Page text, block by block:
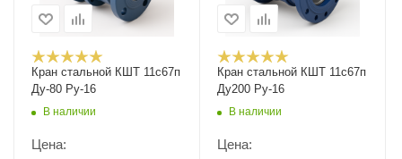
Кран стальной КШТ 11с67п
Ду-80 Ру-16
В наличии
Цена:
Кран стальной КШТ 11с67п
Ду200 Ру-16
В наличии
Цена: